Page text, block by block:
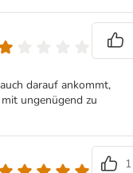
darauf ankommt,
ungenügend zu
1